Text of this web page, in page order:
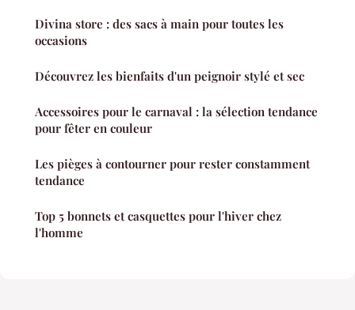
Divina store : des sacs à main pour toutes les
occasions
Découvrez les bienfaits d'un peignoir stylé et sec
Accessoires pour le carnaval : la sélection tendance
pour fêter en couleur
Les pièges à contourner pour rester constamment
tendance
Top 5 bonnets et casquettes pour l'hiver chez
l'homme